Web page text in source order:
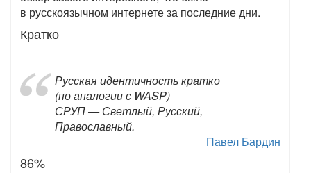
в русскоязычном интернете за последние дни.
Кратко
Русская идентичность кратко
(по аналогии с WASP)
СРУП — Светлый, Русский,
Православный.
Павел Бардин
86%